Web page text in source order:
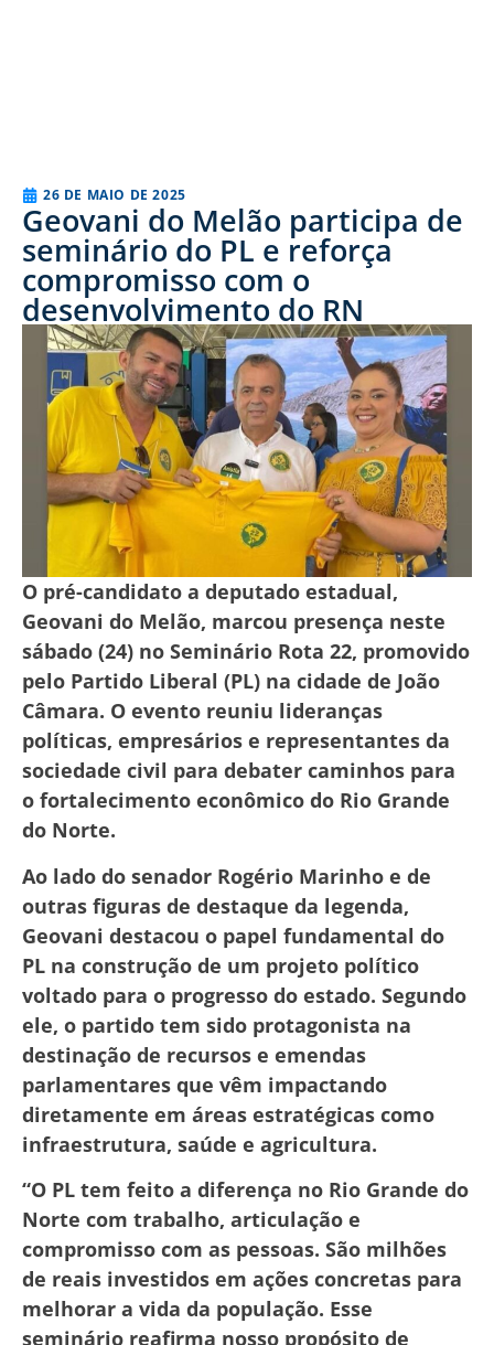
26 DE MAIO DE 2025
Geovani do Melão participa de
seminário do PL e reforça
compromisso com o
desenvolvimento do RN
O pré-candidato a deputado estadual,
Geovani do Melão, marcou presença neste
sábado (24) no Seminário Rota 22, promovido
pelo Partido Liberal (PL) na cidade de João
Câmara. O evento reuniu lideranças
políticas, empresários e representantes da
sociedade civil para debater caminhos para
o fortalecimento econômico do Rio Grande
do Norte.
Ao lado do senador Rogério Marinho e de
outras figuras de destaque da legenda,
Geovani destacou o papel fundamental do
PL na construção de um projeto político
voltado para o progresso do estado. Segundo
ele, o partido tem sido protagonista na
destinação de recursos e emendas
parlamentares que vêm impactando
diretamente em áreas estratégicas como
infraestrutura, saúde e agricultura.
“O PL tem feito a diferença no Rio Grande do
Norte com trabalho, articulação e
compromisso com as pessoas. São milhões
de reais investidos em ações concretas para
melhorar a vida da população. Esse
seminário reafirma nosso propósito de